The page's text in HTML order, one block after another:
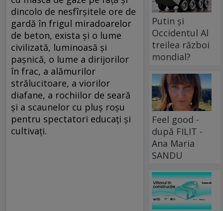
dincolo de nesfîrșitele ore de
gardă în frigul miradoarelor
de beton, exista și o lume
civilizată, luminoasă și
pașnică, o lume a dirijorilor
în frac, a alămurilor
strălucitoare, a viorilor
diafane, a rochiilor de seară
și a scaunelor cu pluș roșu
pentru spectatori educați și
cultivați.
Putin și
Occidentul Al
treilea război
mondial?
Feel good -
după FILIT -
Ana Maria
SANDU